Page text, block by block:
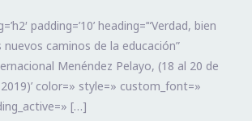
padding=’10’ heading=’“Verdad, bien
nuevos caminos de la educación”
Menéndez Pelayo, (18 al 20 de
color=» style=» custom_font=»
[…]